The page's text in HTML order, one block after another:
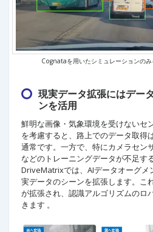
Cognataを用いたシミュレーションの
現実データ拡張にはデー
ンを活用
鮮明な画像・気象環境を受けないセ
を考慮すると、路上でのデータ取得
通常です。一方で、特にカメラセン
などのトレーニングデータが不足す
DriveMatrixでは、AIデータオーグメ
実データのシーンを拡張します。こ
が拡張され、認識アルゴリズムのロ
きます 。